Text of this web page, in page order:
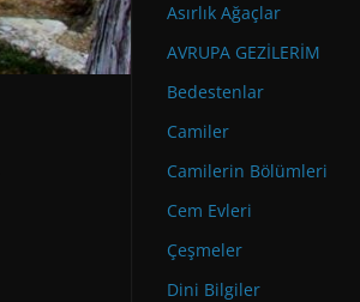
Asırlık Ağaçlar
AVRUPA GEZİLERİM
Bedestenlar
Camiler
Camilerin Bölümleri
Cem Evleri
Çeşmeler
Dini Bilgiler